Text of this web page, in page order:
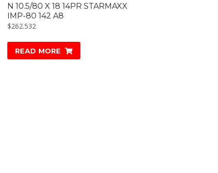
N 10.5/80 X 18 14PR STARMAXX
IMP-80 142 A8
$262.532
READ MORE